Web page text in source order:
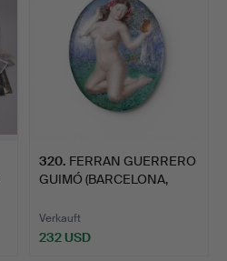
320. FERRAN GUERRERO
GUIMÓ (BARCELONA,
Verkauft
232 USD